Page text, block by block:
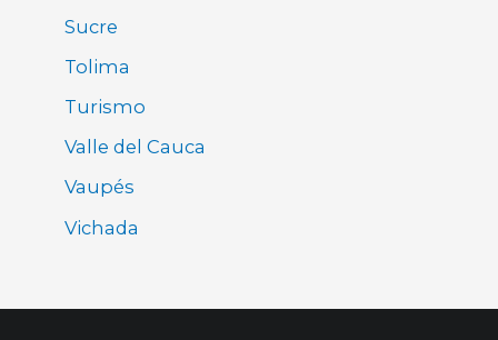
Sucre
Tolima
Turismo
Valle del Cauca
Vaupés
Vichada